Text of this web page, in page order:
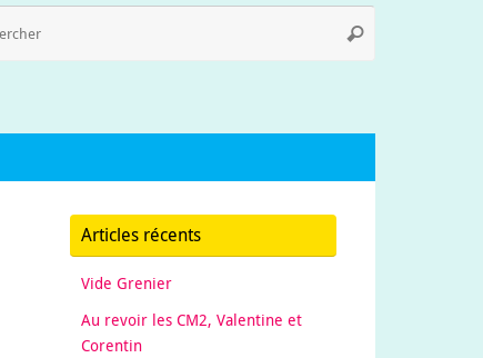
Rechercher
Articles récents
Vide Grenier
Au revoir les CM2, Valentine et
Corentin